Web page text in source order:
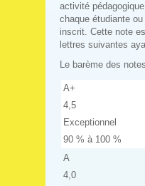
activité
chaque étudiante
inscrit. Cette note
lettres suivantes
Le barème des
A+
4,5
Exceptionnel
90 % à 100 %
A
4,0